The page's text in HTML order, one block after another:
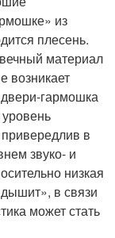
из
плесень.
материал
возникает
гармошка
в
звуко- и
низкая
в связи
может стать